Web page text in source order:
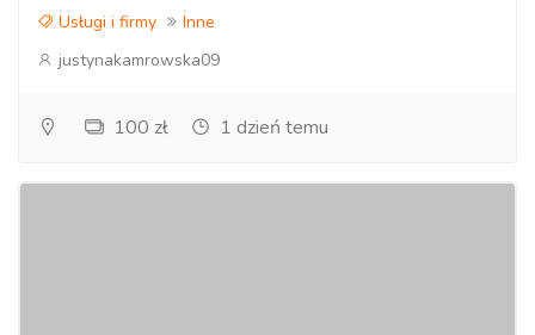
Usługi i firmy
Inne
justynakamrowska09
100 zł 1 dzień temu